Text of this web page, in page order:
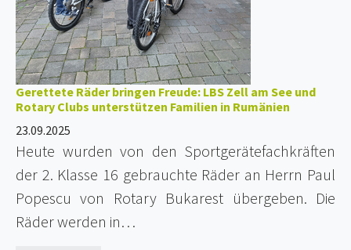
Gerettete Räder bringen Freude: LBS Zell am See und
Rotary Clubs unterstützen Familien in Rumänien
23.09.2025
Heute wurden von den Sportgerätefachkräften
der 2. Klasse 16 gebrauchte Räder an Herrn Paul
Popescu von Rotary Bukarest übergeben. Die
Räder werden in…